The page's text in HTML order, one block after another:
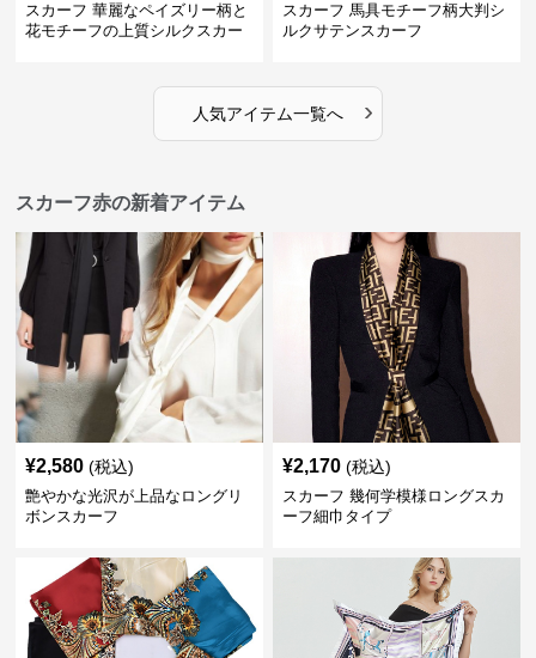
スカーフ 華麗なペイズリー柄と
花モチーフの上質シルクスカー
スカーフ 馬具モチーフ柄大判シ
ルクサテンスカーフ
人気アイテム一覧へ ›
スカーフ赤の新着アイテム
¥2,580 (税込)
艶やかな光沢が上品なロングリ
ボンスカーフ
¥2,170 (税込)
スカーフ 幾何学模様ロングスカ
ーフ細巾タイプ